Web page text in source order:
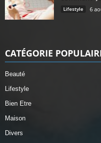
Lifestyle 6
CATÉGORIE
Beauté
Lifestyle
Bien Etre
Maison
Divers